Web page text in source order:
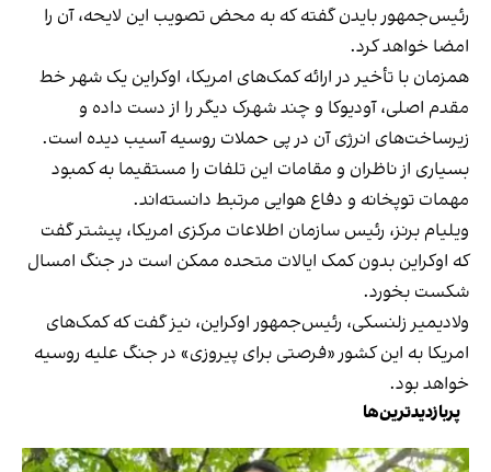
رئیس‌جمهور بایدن گفته که به محض تصویب این لایحه، آن را
امضا خواهد کرد.
همزمان با تأخیر در ارائه کمک‌های امریکا، اوکراین‌‌ یک شهر خط
مقدم اصلی، آودیوکا و چند شهرک دیگر را از دست داده و
زیرساخت‌های انرژی آن در پی حملات روسیه آسیب دیده است.
بسیاری از ناظران و مقامات این تلفات را مستقیما به کمبود
مهمات توپخانه و دفاع هوایی مرتبط دانسته‌اند.
ویلیام برنز، رئیس سازمان اطلاعات مرکزی امریکا، پیشتر گفت
که اوکراین‌‌ بدون کمک ایالات متحده ممکن است در جنگ امسال
شکست بخورد.
ولادیمیر زلنسکی، رئیس‌جمهور اوکراین، نیز گفت که کمک‌های
امریکا به این کشور «فرصتی برای پیروزی» در جنگ علیه روسیه
خواهد بود.
پربازدیدترین‌ها